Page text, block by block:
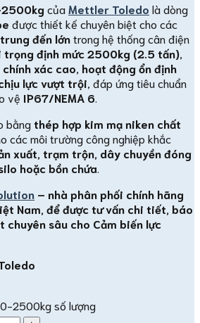
2500kgcủa Mettler Toledo là dòng
được thiết kế chuyên biệt cho các
trung đến lớntrong hệ thống cân điện
trọng định mức 2500kg (2.5 tấn)
chính xác cao hoạt động ổn định
lực vượt trội , đáp ứng tiêu chuẩn
vệ IP67/NEMA 6
bằngthép hợp kim mạ niken chất
các môi trường công nghiệp khắc
xuất, trạm trộn, dây chuyền đóng
hoặc bồn chứa
– nhà phân phối chính hãng
Nam, để được tư vấn chi tiết, báo
sâu cho Cảm biến lực
2500kg số lượng